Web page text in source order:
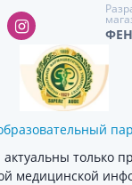
только
медицинской